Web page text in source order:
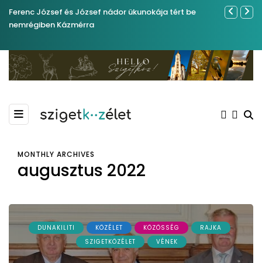
Ferenc József és József nádor ükunokája tért be
nemrégiben Kázmérra
Év
MONTHLY ARCHIVES
augusztus 2022
DUNAKILITI KÖZÉLET KÖZÖSSÉG
RAJKA
SZIGETKÖZÉLET
VÉNEK